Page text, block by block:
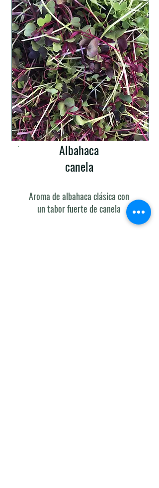
Albahaca
canela
Aroma de albahaca clásica con
untaborfuerte de canela